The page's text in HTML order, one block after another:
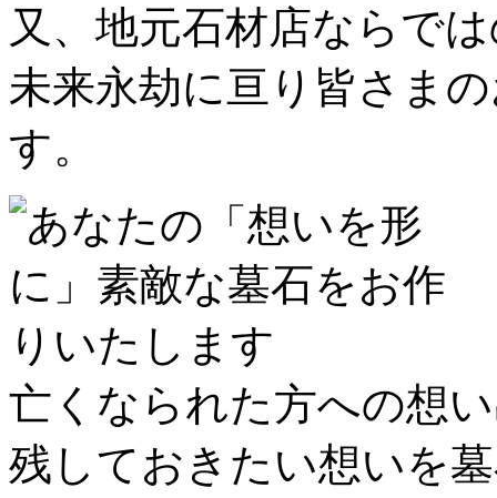
又、地元石材店ならで
未来永劫に亘り皆さま
す。
亡くなられた方への想
残しておきたい想いを